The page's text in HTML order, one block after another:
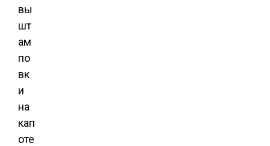
вы
шт
ам
по
вк
и
на
кап
оте